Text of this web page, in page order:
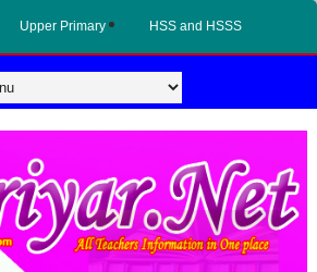
Upper Primary HSS and HSSS